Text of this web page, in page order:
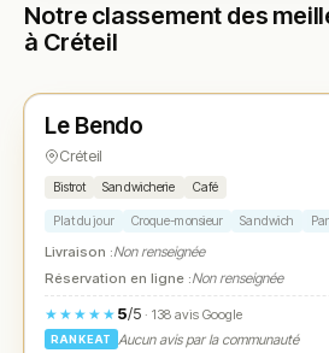
Notre classement des
à Créteil
★ N° 1
Le Bendo
Créteil
Bistrot Sandwicherie Café
Plat du jour Croque-monsieur Sandwich
Livraison :Non renseignée
Réservation en ligne :Non renseignée
★★★★★ 5/5· 138 avis Google
RANKEAT
Aucun avis par la communauté